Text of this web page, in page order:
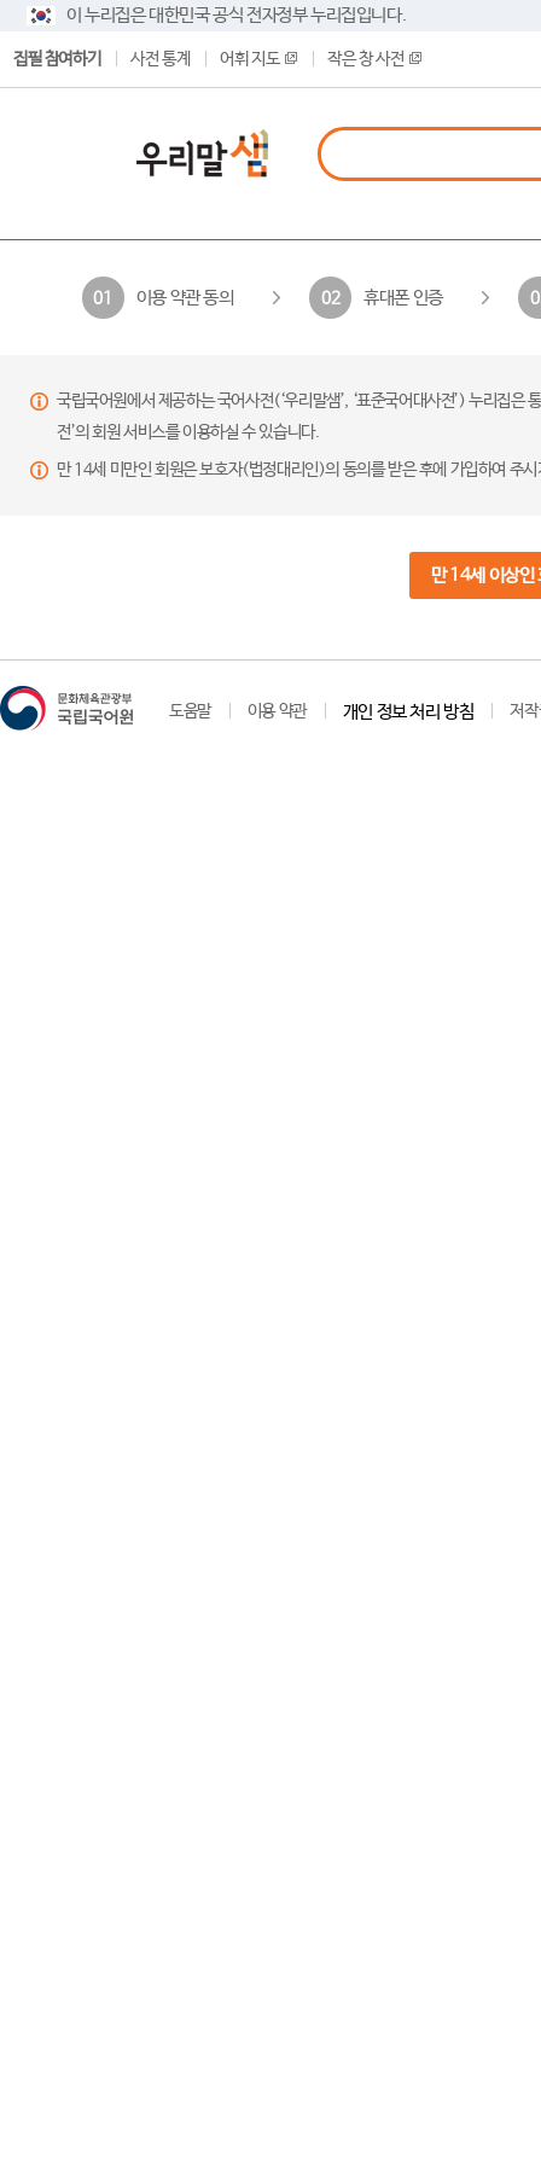
이 누리집은 대한민국 공식 전자정부 누리집입니다.
집필 참여하기 사전 통계 어휘 지도 작은 창 사전
01 이용 약관 동의 02 휴대폰 인증
국립국어원에서 제공하는 국어사전(‘우리말샘’, ‘표준국어대사전’) 누리집
전’의 회원 서비스를 이용하실 수 있습니다.
만 14세 미만인 회원은 보호자(법정대리인)의 동의를 받은 후에 가입하여 주
만 14세 이상인
도움말 이용 약관 개인 정보 처리 방침 저